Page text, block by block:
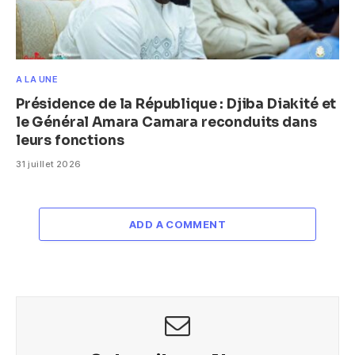
A LA UNE
Présidence de la République : Djiba Diakité et
le Général Amara Camara reconduits dans
leurs fonctions
31 juillet 2026
ADD A COMMENT